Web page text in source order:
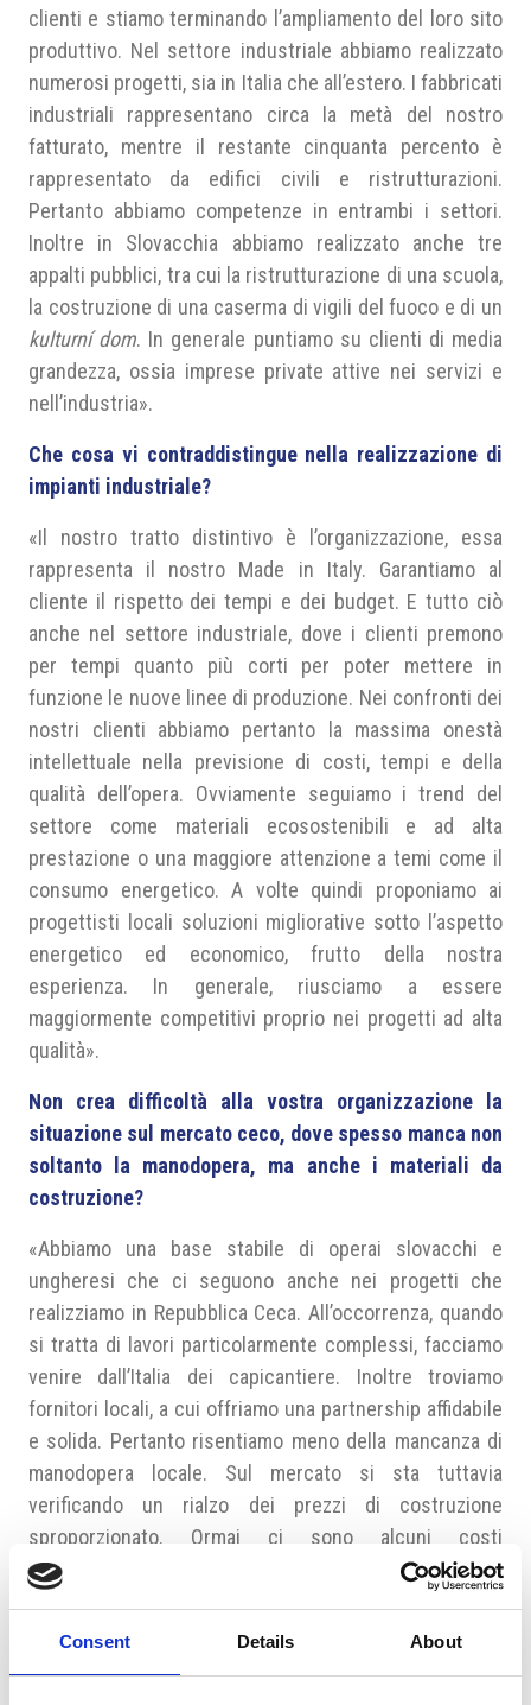
Consent Details About
clienti e stiamo terminando l’ampliamento del loro sito
produttivo. Nel settore industriale abbiamo realizzato
numerosi progetti, sia in Italia che all’estero. I fabbricati
industriali rappresentano circa la metà del nostro
fatturato, mentre il restante cinquanta percento è
rappresentato da edifici civili e ristrutturazioni.
Pertanto abbiamo competenze in entrambi i settori.
Inoltre in Slovacchia abbiamo realizzato anche tre
appalti pubblici, tra cui la ristrutturazione di una scuola,
la costruzione di una caserma di vigili del fuoco e di un
kulturní dom. In generale puntiamo su clienti di media
grandezza, ossia imprese private attive nei servizi e
nell’industria».
Che cosa vi contraddistingue nella realizzazione di
impianti industriale?
«Il nostro tratto distintivo è l’organizzazione, essa
rappresenta il nostro Made in Italy. Garantiamo al
cliente il rispetto dei tempi e dei budget. E tutto ciò
anche nel settore industriale, dove i clienti premono
per tempi quanto più corti per poter mettere in
funzione le nuove linee di produzione. Nei confronti dei
nostri clienti abbiamo pertanto la massima onestà
intellettuale nella previsione di costi, tempi e della
qualità dell’opera. Ovviamente seguiamo i trend del
settore come materiali ecosostenibili e ad alta
prestazione o una maggiore attenzione a temi come il
consumo energetico. A volte quindi proponiamo ai
progettisti locali soluzioni migliorative sotto l’aspetto
energetico ed economico, frutto della nostra
esperienza. In generale, riusciamo a essere
maggiormente competitivi proprio nei progetti ad alta
qualità».
Non crea difficoltà alla vostra organizzazione la
situazione sul mercato ceco, dove spesso manca non
soltanto la manodopera, ma anche i materiali da
costruzione?
«Abbiamo una base stabile di operai slovacchi e
ungheresi che ci seguono anche nei progetti che
realizziamo in Repubblica Ceca. All’occorrenza, quando
si tratta di lavori particolarmente complessi, facciamo
venire dall’Italia dei capicantiere. Inoltre troviamo
fornitori locali, a cui offriamo una partnership affidabile
e solida. Pertanto risentiamo meno della mancanza di
manodopera locale. Sul mercato si sta tuttavia
verificando un rialzo dei prezzi di costruzione
sproporzionato. Ormai ci sono alcuni costi
decisamente superiori rispetto a quelli italiani, penso
Abbiamo verificato anche la mancanza dei materiali da